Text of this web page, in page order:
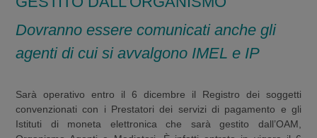
Dovranno essere comunicati anche gli
agenti di cui si avvalgono IMEL e IP
Sarà operativo entro il 6 dicembre il Registro dei soggetti
convenzionati con i Prestatori dei servizi di pagamento e gli
Istituti di moneta elettronica che sarà gestito dall’OAM,